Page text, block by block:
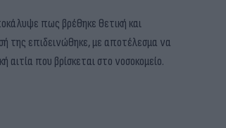
πως βρέθηκε θετική και
της επιδεινώθηκε, με αποτέλεσμα να
αιτία που βρίσκεται στο νοσοκομείο.